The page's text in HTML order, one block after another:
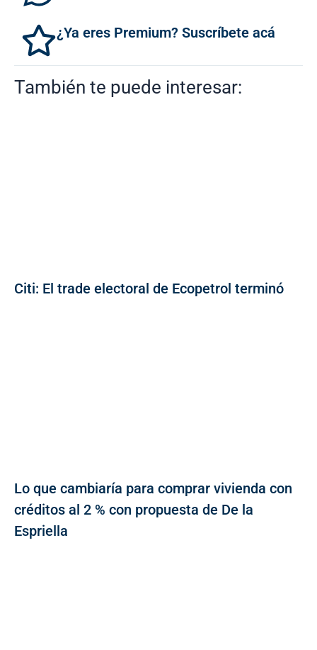
¿Ya eres Premium? Suscríbete acá
También te puede interesar:
Citi: El trade electoral de Ecopetrol terminó
Lo que cambiaría para comprar vivienda con
créditos al 2 % con propuesta de De la
Espriella